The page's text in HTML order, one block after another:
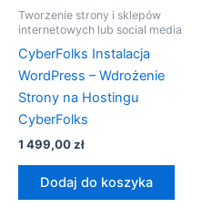
Tworzenie strony i sklepów
internetowych lub social media
CyberFolks Instalacja
WordPress – Wdrożenie
Strony na Hostingu
CyberFolks
1 499,00zł
Dodaj do koszyka